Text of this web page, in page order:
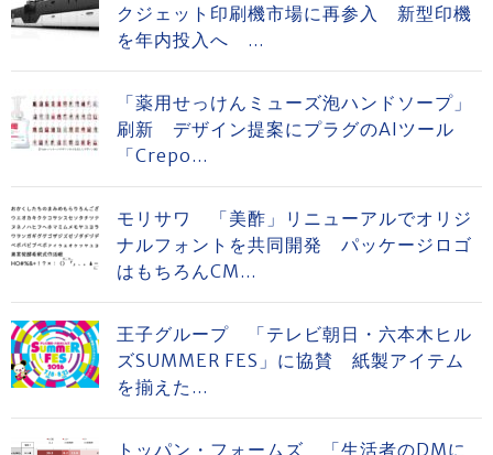
クジェット印刷機市場に再参入 新型印機
を年内投入へ ...
「薬用せっけんミューズ泡ハンドソープ」
刷新 デザイン提案にプラグのAIツール
「Crepo...
モリサワ 「美酢」リニューアルでオリジ
ナルフォントを共同開発 パッケージロゴ
はもちろんCM...
王子グループ 「テレビ朝日・六本木ヒル
ズSUMMER FES」に協賛 紙製アイテム
を揃えた...
トッパン・フォームズ 「生活者のDMに